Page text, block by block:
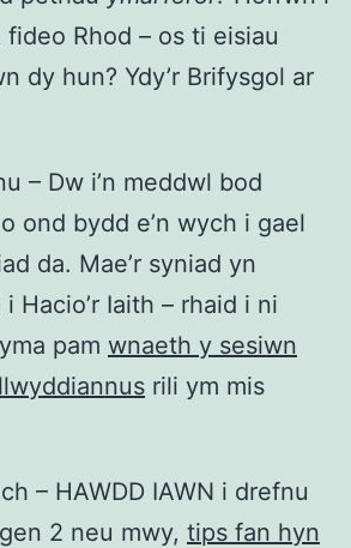
Rhod – os ti eisiau
dy hun? Ydy’r Brifysgol ar
– Dw i’n meddwl bod
ond bydd e’n wych i gael
da. Mae’r syniad yn
Hacio’r Iaith – rhaid i ni
pam wnaeth y sesiwn
rili ym mis
– HAWDD IAWN i drefnu
2 neu mwy, tips fan hyn